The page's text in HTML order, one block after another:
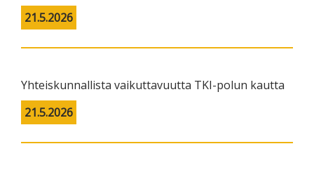
21.5.2026
Yhteiskunnallista vaikuttavuutta TKI-polun kautta
21.5.2026